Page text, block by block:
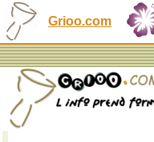
Grioo.com